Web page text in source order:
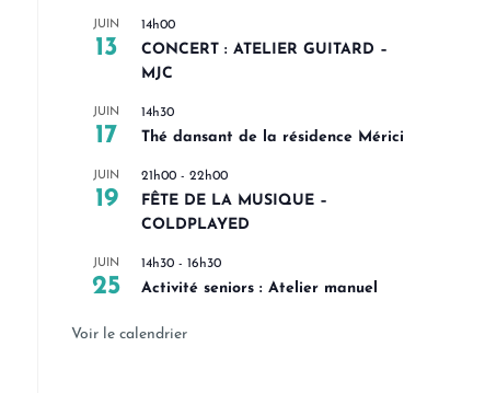
JUIN
13
14h00
CONCERT : ATELIER GUITARD –
MJC
JUIN
17
14h30
Thé dansant de la résidence Mérici
JUIN
19
21h00 - 22h00
FÊTE DE LA MUSIQUE –
COLDPLAYED
JUIN
25
14h30 - 16h30
Activité seniors : Atelier manuel
Voir le calendrier